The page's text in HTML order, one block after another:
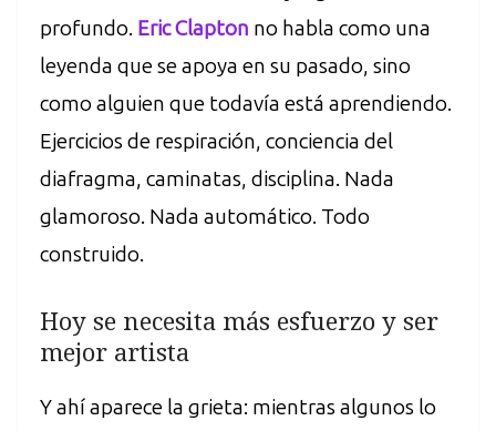
profundo. Eric Clapton no habla como una
leyenda que se apoya en su pasado, sino
como alguien que todavía está aprendiendo.
Ejercicios de respiración, conciencia del
diafragma, caminatas, disciplina. Nada
glamoroso. Nada automático. Todo
construido.
Hoy se necesita más esfuerzo y ser
mejor artista
Y ahí aparece la grieta: mientras algunos lo